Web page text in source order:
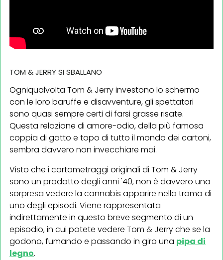
TOM & JERRY SI SBALLANO
Ogniqualvolta Tom & Jerry investono lo schermo
con le loro baruffe e disavventure, gli spettatori
sono quasi sempre certi di farsi grasse risate.
Questa relazione di amore-odio, della più famosa
coppia di gatto e topo di tutto il mondo dei cartoni,
sembra davvero non invecchiare mai.
Visto che i cortometraggi originali di Tom & Jerry
sono un prodotto degli anni '40, non è davvero una
sorpresa vedere la cannabis apparire nella trama di
uno degli episodi. Viene rappresentata
indirettamente in questo breve segmento di un
episodio, in cui potete vedere Tom & Jerry che se la
godono, fumando e passando in giro una pipa di
legno.